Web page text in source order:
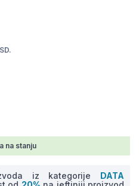
na stanju
iz kategorije DATA